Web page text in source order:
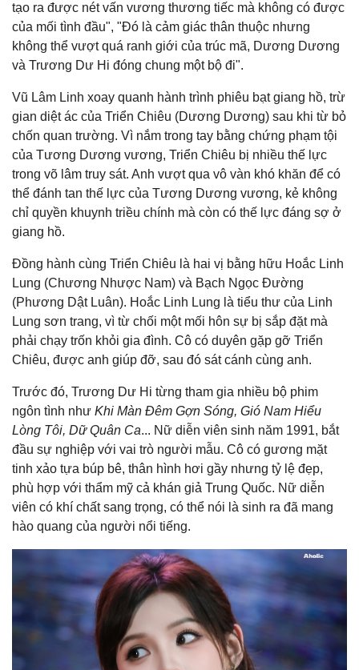
tạo ra được nét vấn vương thương tiếc mà không có được
của mối tình đầu", "Đó là cảm giác thân thuộc nhưng
không thể vượt quá ranh giới của trúc mã, Dương Dương
và Trương Dư Hi đóng chung một bộ đi".
Vũ Lâm Linh xoay quanh hành trình phiêu bạt giang hồ, trừ
gian diệt ác của Triển Chiêu (Dương Dương) sau khi từ bỏ
chốn quan trường. Vì nắm trong tay bằng chứng phạm tội
của Tương Dương vương, Triển Chiêu bị nhiều thế lực
trong võ lâm truy sát. Anh vượt qua vô vàn khó khăn để có
thể đánh tan thế lực của Tương Dương vương, kẻ không
chỉ quyền khuynh triều chính mà còn có thế lực đáng sợ ở
giang hồ.
Đồng hành cùng Triển Chiêu là hai vị bằng hữu Hoắc Linh
Lung (Chương Nhược Nam) và Bạch Ngọc Đường
(Phương Dật Luân). Hoắc Linh Lung là tiểu thư của Linh
Lung sơn trang, vì từ chối một mối hôn sự bị sắp đặt mà
phải chạy trốn khỏi gia đình. Cô có duyên gặp gỡ Triển
Chiêu, được anh giúp đỡ, sau đó sát cánh cùng anh.
Trước đó, Trương Dư Hi từng tham gia nhiều bộ phim
ngôn tình như Khi Màn Đêm Gợn Sóng, Gió Nam Hiểu
Lòng Tôi, Dữ Quân Ca... Nữ diễn viên sinh năm 1991, bắt
đầu sự nghiệp với vai trò người mẫu. Cô có gương mặt
tinh xảo tựa búp bê, thân hình hơi gầy nhưng tỷ lệ đẹp,
phù hợp với thẩm mỹ cả khán giả Trung Quốc. Nữ diễn
viên có khí chất sang trọng, có thể nói là sinh ra đã mang
hào quang của người nổi tiếng.